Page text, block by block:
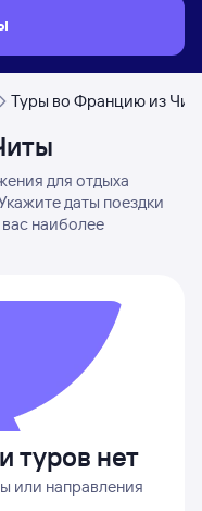
Туры во Францию из
для отдыха
даты поездки
наиболее
туров нет
или направления